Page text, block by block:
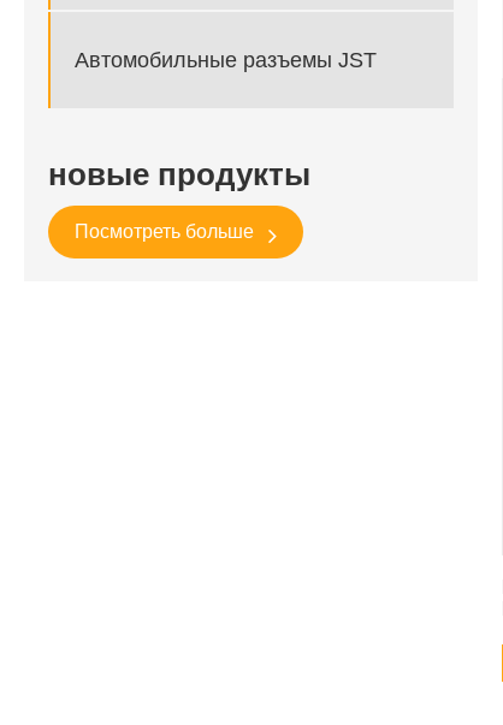
Автомобильные разъемы JST
новые продукты
Посмотреть больше